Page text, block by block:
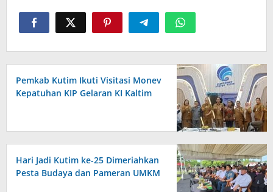
Pemkab Kutim Ikuti Visitasi Monev
Kepatuhan KIP Gelaran KI Kaltim
Hari Jadi Kutim ke-25 Dimeriahkan
Pesta Budaya dan Pameran UMKM